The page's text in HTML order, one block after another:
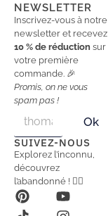
NEWSLETTER
Inscrivez-vous à notre
newsletter et recevez
10 % de réduction sur
votre première
commande. 🎉
Promis, on ne vous
spam pas !
a
i
l
a
i
l
*
Ok
SUIVEZ-NOUS
Explorez l’inconnu,
découvrez
l’abandonné ! 🕵️‍♂️